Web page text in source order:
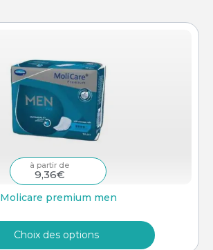
Molicare premium men
9,36€
–
Choix des options